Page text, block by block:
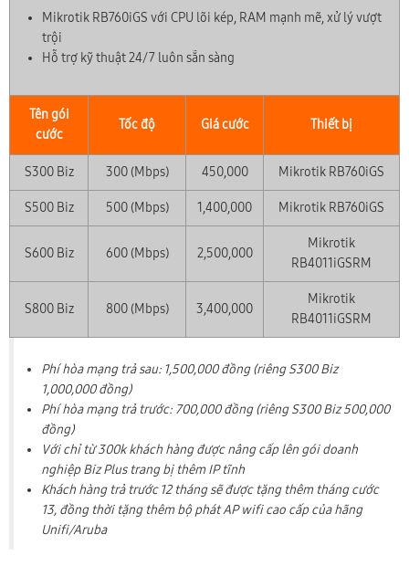
Mikrotik RB760iGS với CPU lõi kép, RAM mạnh mẽ, xử lý vượt
trội
Hỗ trợ kỹ thuật 24/7 luôn sẵn sàng
Tên gói
cước
Tốc độ Giá cước Thiết bị
S300 Biz 300 (Mbps) 450,000 Mikrotik RB760iGS
S500 Biz 500 (Mbps) 1,400,000 Mikrotik RB760iGS
S600 Biz 600 (Mbps) 2,500,000
Mikrotik
RB4011iGSRM
S800 Biz 800 (Mbps) 3,400,000
Mikrotik
RB4011iGSRM
Phí hòa mạng trả sau: 1,500,000 đồng (riêng S300 Biz
1,000,000 đồng)
Phí hòa mạng trả trước: 700,000 đồng (riêng S300 Biz 500,000
đồng)
Với chỉ từ 300k khách hàng được nâng cấp lên gói doanh
nghiệp Biz Plus trang bị thêm IP tĩnh
Khách hàng trả trước 12 tháng sẽ được tặng thêm tháng cước
13, đồng thời tặng thêm bộ phát AP wifi cao cấp của hãng
Unifi/Aruba